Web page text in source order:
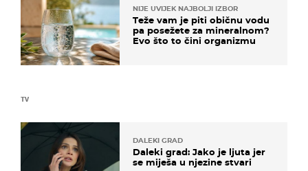
TV
DALEKI GRAD
Daleki grad: Jako je ljuta jer
se miješa u njezine stvari
NIJE UVIJEK NAJBOLJI IZBOR
Teže vam je piti običnu vodu
pa posežete za mineralnom?
Evo što to čini organizmu